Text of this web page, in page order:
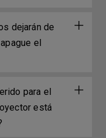
dejarán de
el
para el
está